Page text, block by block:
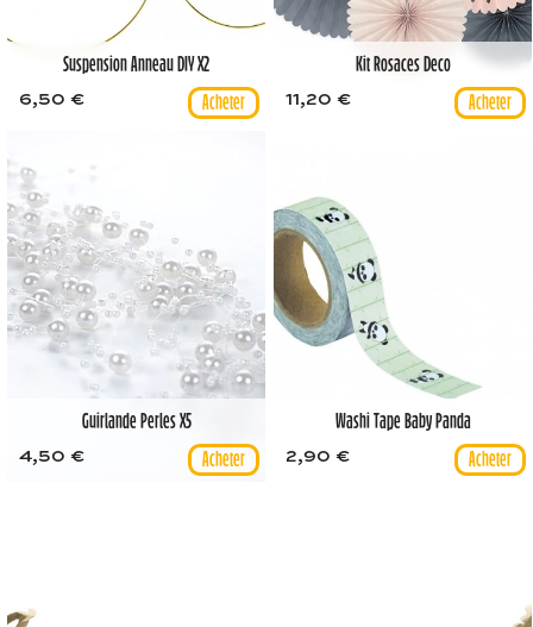
Suspension Anneau DIY X2
6,50 €
Kit Rosaces Deco
11,20 €
Guirlande Perles X5
4,50 €
Washi Tape Baby Panda
2,90 €